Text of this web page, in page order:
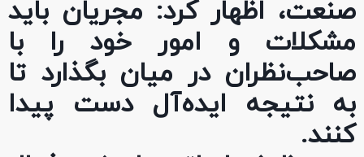
صنعت، اظهار کرد: مجریان باید
مشکلات و امور خود را با
صاحب‌نظران در میان بگذار‌د تا
به نتیجه ایده‌آل دست پیدا
کنند.